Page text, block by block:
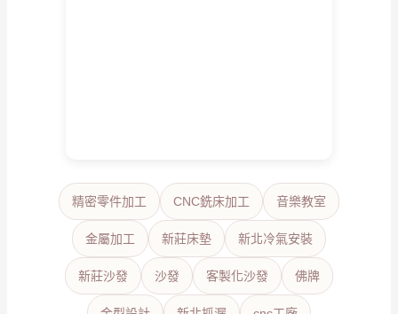
精密零件加工 CNC銑床加工 音樂教室
金屬加工 新莊床墊 新北冷氣安裝
新莊沙發 沙發 客製化沙發 佛牌